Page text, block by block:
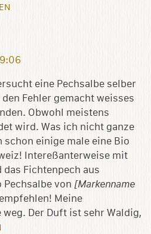
eine Pechsalbe selber
Fehler gemacht weisses
Obwohl meistens
wird. Was ich nicht ganze
einige male eine Bio
Intereßanterweise mit
das Fichtenpech aus
von [Markenname
Meine
Der Duft ist sehr Waldig,